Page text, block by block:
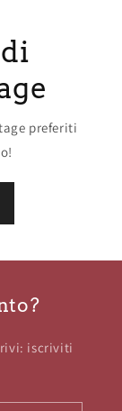
preferiti
iscriviti